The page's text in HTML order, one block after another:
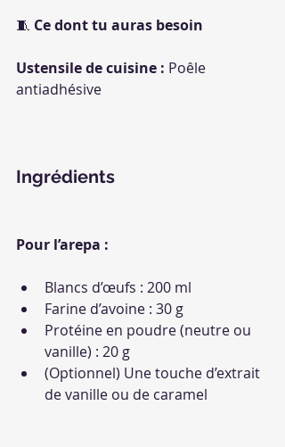
🧵 Ce dont tu auras besoin
Ustensile de cuisine : Poêle
antiadhésive
Ingrédients
Pour l’arepa :
Blancs d’œufs : 200 ml
Farine d’avoine : 30 g
Protéine en poudre (neutre ou
vanille) : 20 g
(Optionnel) Une touche d’extrait
de vanille ou de caramel